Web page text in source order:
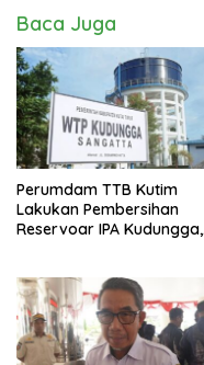
Baca Juga
Perumdam TTB Kutim
Lakukan Pembersihan
Reservoar IPA Kudungga,